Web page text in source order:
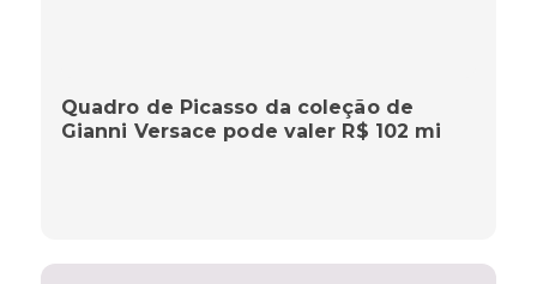
Quadro de Picasso da coleção de
Gianni Versace pode valer R$ 102 mi